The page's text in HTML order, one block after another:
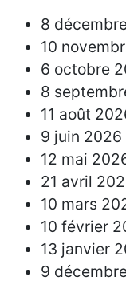
8
10
6 octobre
8
11 août
9 juin 2026
12 mai
21 avril
10 mars
10 février
13 janvier
9